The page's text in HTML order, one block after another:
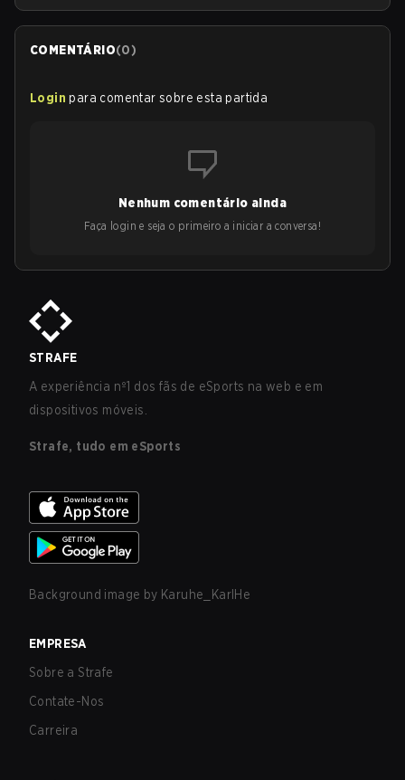
COMENTÁRIO(0)
Login para comentar sobre esta partida
Nenhum comentário ainda
Faça login e seja o primeiro a iniciar a conversa!
STRAFE
A experiência nº1 dos fãs de eSports na web e em
dispositivos móveis.
Strafe, tudo em eSports
Background image by Karuhe_KarlHe
EMPRESA
Sobre a Strafe
Contate-Nos
Carreira